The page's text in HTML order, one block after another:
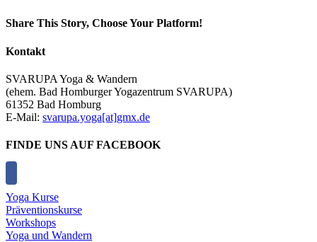
Share This Story, Choose Your Platform!
Facebook
X
Reddit
LinkedIn
Tumblr
Pinterest
Vk
E-
Kontakt
SVARUPA Yoga & Wandern
(ehem. Bad Homburger Yogazentrum SVARUPA)
61352 Bad Homburg
E-Mail: svarupa.yoga[at]gmx.de
FINDE UNS AUF FACEBOOK
Yoga Kurse
Präventionskurse
Workshops
Yoga und Wandern